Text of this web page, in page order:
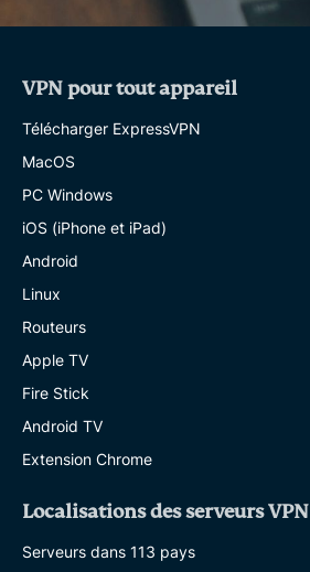
VPN pour tout appareil
Télécharger ExpressVPN
MacOS
PC Windows
iOS (iPhone et iPad)
Android
Linux
Routeurs
Apple TV
Fire Stick
Android TV
Extension Chrome
Localisations des serveurs VPN
Serveurs dans 113 pays